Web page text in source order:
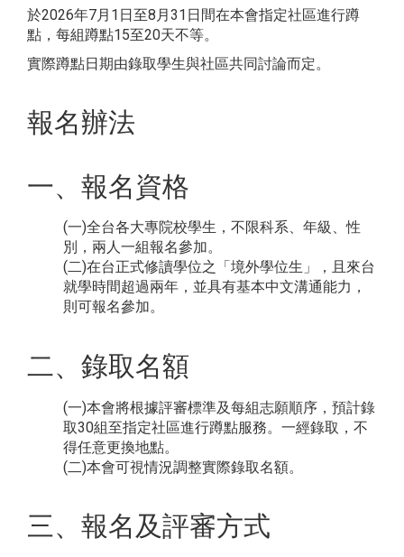
於2026年7月1日至8月31日間在本會指定社區進行蹲
點，每組蹲點15至20天不等。
實際蹲點日期由錄取學生與社區共同討論而定。
報名辦法
一、報名資格
(一)全台各大專院校學生，不限科系、年級、性
別，兩人一組報名參加。
(二)在台正式修讀學位之「境外學位生」，且來台
就學時間超過兩年，並具有基本中文溝通能力，
則可報名參加。
二、錄取名額
(一)本會將根據評審標準及每組志願順序，預計錄
取30組至指定社區進行蹲點服務。一經錄取，不
得任意更換地點。
(二)本會可視情況調整實際錄取名額。
三、報名及評審方式